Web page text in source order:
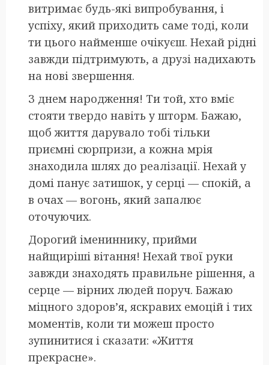
витримає будь-які випробування, і
успіху, який приходить саме тоді, коли
ти цього найменше очікуєш. Нехай рідні
завжди підтримують, а друзі надихають
на нові звершення.
З днем народження! Ти той, хто вміє
стояти твердо навіть у шторм. Бажаю,
щоб життя дарувало тобі тільки
приємні сюрпризи, а кожна мрія
знаходила шлях до реалізації. Нехай у
домі панує затишок, у серці — спокій, а
в очах — вогонь, який запалює
оточуючих.
Дорогий імениннику, прийми
найщиріші вітання! Нехай твої руки
завжди знаходять правильне рішення, а
серце — вірних людей поруч. Бажаю
міцного здоров’я, яскравих емоцій і тих
моментів, коли ти можеш просто
зупинитися і сказати: «Життя
прекрасне».